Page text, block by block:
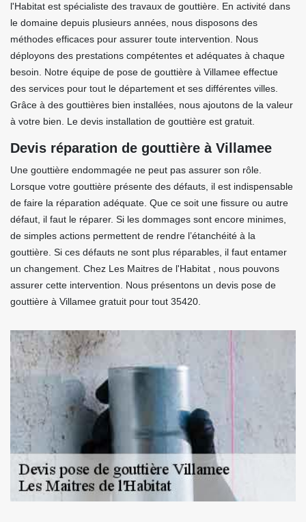
l'Habitat est spécialiste des travaux de gouttière. En activité dans
le domaine depuis plusieurs années, nous disposons des
méthodes efficaces pour assurer toute intervention. Nous
déployons des prestations compétentes et adéquates à chaque
besoin. Notre équipe de pose de gouttière à Villamee effectue
des services pour tout le département et ses différentes villes.
Grâce à des gouttières bien installées, nous ajoutons de la valeur
à votre bien. Le devis installation de gouttière est gratuit.
Devis réparation de gouttière à Villamee
Une gouttière endommagée ne peut pas assurer son rôle.
Lorsque votre gouttière présente des défauts, il est indispensable
de faire la réparation adéquate. Que ce soit une fissure ou autre
défaut, il faut le réparer. Si les dommages sont encore minimes,
de simples actions permettent de rendre l’étanchéité à la
gouttière. Si ces défauts ne sont plus réparables, il faut entamer
un changement. Chez Les Maitres de l'Habitat , nous pouvons
assurer cette intervention. Nous présentons un devis pose de
gouttière à Villamee gratuit pour tout 35420.